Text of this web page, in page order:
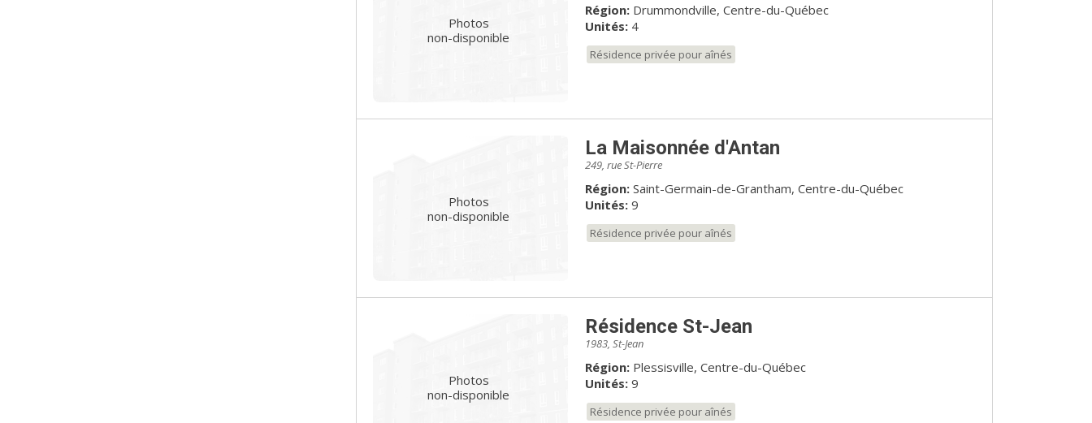
Photos
non-disponible
Région: Drummondville, Centre-du-Québec
Unités:4
Résidence privée pour aînés
Photos
non-disponible
La Maisonnée d'Antan
249, rue St-Pierre
Région: Saint-Germain-de-Grantham, Centre-du-Québec
Unités:9
Résidence privée pour aînés
Photos
non-disponible
Résidence St-Jean
1983, St-Jean
Région: Plessisville, Centre-du-Québec
Unités:9
Résidence privée pour aînés